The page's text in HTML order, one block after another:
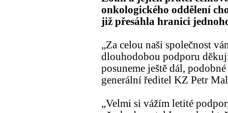
onkologického oddělení
již přesáhla hranici
„Za celou naši společnost
dlouhodobou podporu
posuneme ještě dál,
generální ředitel KZ Petr
„Velmi si vážím letité